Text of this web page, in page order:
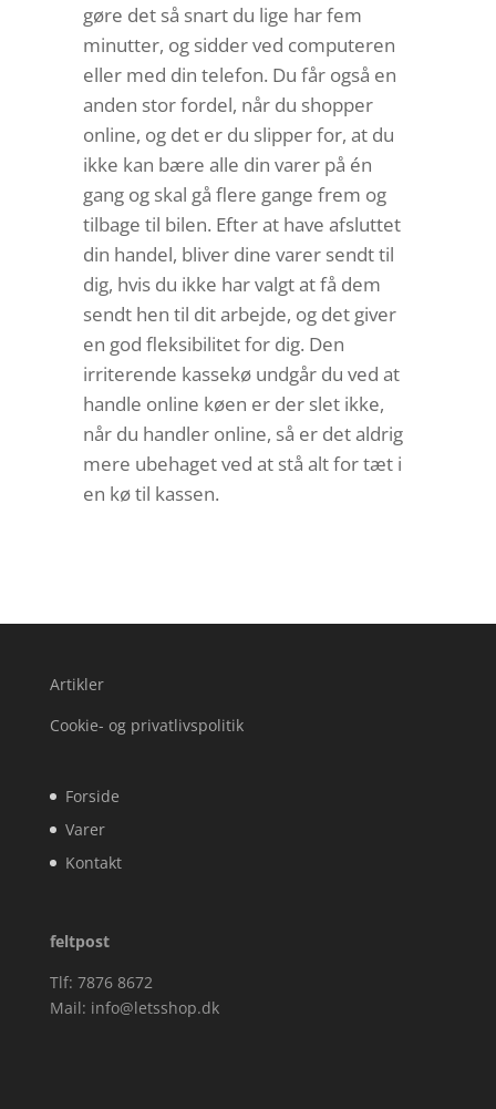
gøre det så snart du lige har fem
minutter, og sidder ved computeren
eller med din telefon. Du får også en
anden stor fordel, når du shopper
online, og det er du slipper for, at du
ikke kan bære alle din varer på én
gang og skal gå flere gange frem og
tilbage til bilen. Efter at have afsluttet
din handel, bliver dine varer sendt til
dig, hvis du ikke har valgt at få dem
sendt hen til dit arbejde, og det giver
en god fleksibilitet for dig. Den
irriterende kassekø undgår du ved at
handle online køen er der slet ikke,
når du handler online, så er det aldrig
mere ubehaget ved at stå alt for tæt i
en kø til kassen.
Artikler
Cookie- og privatlivspolitik
Forside
Varer
Kontakt
feltpost
Tlf: 7876 8672
Mail: info@letsshop.dk